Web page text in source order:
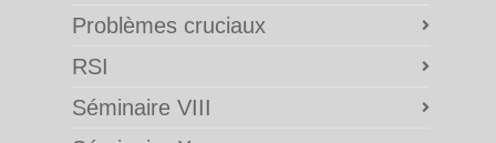
Problèmes cruciaux
RSI
Séminaire VIII